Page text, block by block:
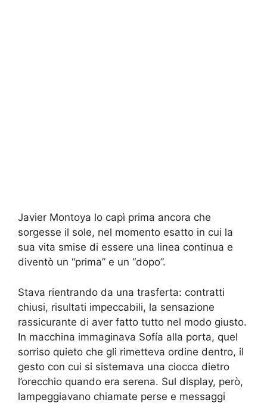
Javier Montoya lo capì prima ancora che
sorgesse il sole, nel momento esatto in cui la
sua vita smise di essere una linea continua e
diventò un “prima” e un “dopo”.
Stava rientrando da una trasferta: contratti
chiusi, risultati impeccabili, la sensazione
rassicurante di aver fatto tutto nel modo giusto.
In macchina immaginava Sofía alla porta, quel
sorriso quieto che gli rimetteva ordine dentro, il
gesto con cui si sistemava una ciocca dietro
l’orecchio quando era serena. Sul display, però,
lampeggiavano chiamate perse e messaggi